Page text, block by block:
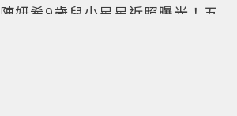
陳妍希9歲兒小星星近照曝光！五